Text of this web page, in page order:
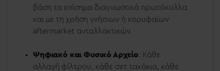
βάση τα επίσημα διαγνωστικά πρωτόκολλα
και με τη χρήση γνήσιων ή κορυφαίων
aftermarket ανταλλακτικών.
Ψηφιακό και Φυσικό Αρχείο: Κάθε
αλλαγή φίλτρου, κάθε σετ τακάκια, κάθε